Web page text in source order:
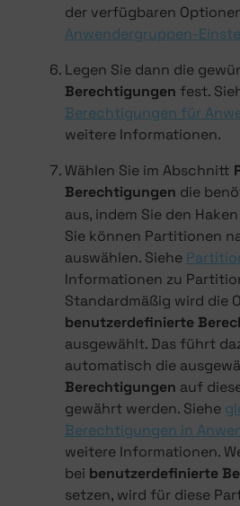
der verfügbaren
Anwendergruppen-
Legen Sie dann die
Berechtigungen fest.
Berechtigungen für
weitere Informationen.
Wählen Sie im Abschnitt
Berechtigungen die
aus, indem Sie den
Sie können Partitionen
auswählen. Siehe
Informationen zu
Standardmäßig wird die
benutzerdefinierte
ausgewählt. Das führt
automatisch die
Berechtigungen auf
gewährt werden. Siehe
Berechtigungen in
weitere Informationen.
bei benutzerdefinierte
setzen, wird für diese